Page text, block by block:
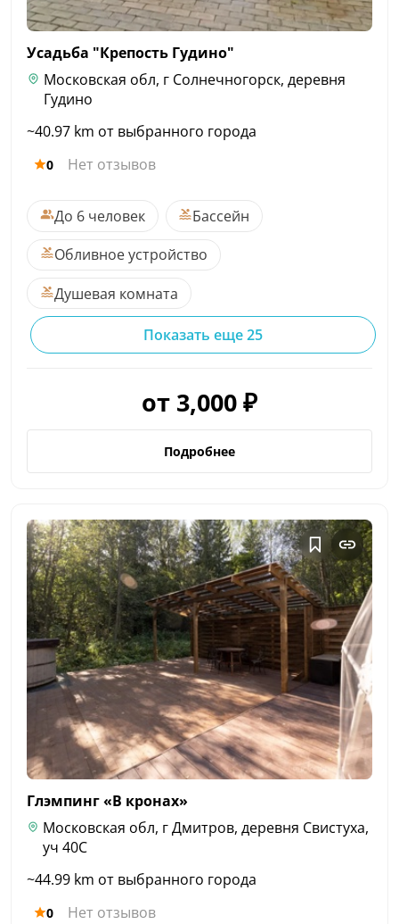
Усадьба "Крепость Гудино"
Московская обл, г Солнечногорск, деревня
Гудино
~40.97 km от выбранного города
0 Нет отзывов
До 6 человек
Бассейн
Обливное устройство
Душевая комната
Показать еще 25
от 3,000 ₽
Подробнее
Глэмпинг «В кронах»
Московская обл, г Дмитров, деревня Свистуха,
уч 40С
~44.99 km от выбранного города
0 Нет отзывов